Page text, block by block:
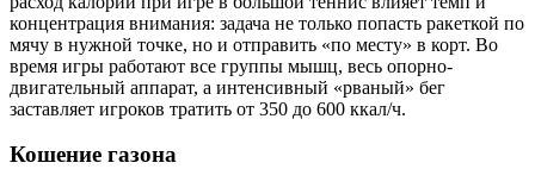
концентрация внимания: задача не только попасть ракеткой по
мячу в нужной точке, но и отправить «по месту» в корт. Во
время игры работают все группы мышц, весь опорно-
двигательный аппарат, а интенсивный «рваный» бег
заставляет игроков тратить от 350 до 600 ккал/ч.
Кошение газона